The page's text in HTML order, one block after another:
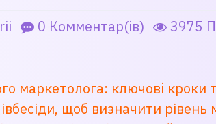
0 Комментар(ів) 3975
маркетолога: ключові кроки
щоб визначити рівень